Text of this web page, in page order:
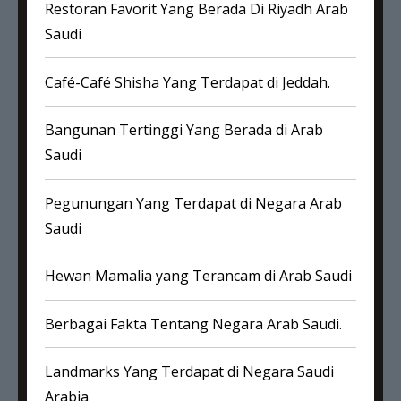
Restoran Favorit Yang Berada Di Riyadh Arab
Saudi
Café-Café Shisha Yang Terdapat di Jeddah.
Bangunan Tertinggi Yang Berada di Arab
Saudi
Pegunungan Yang Terdapat di Negara Arab
Saudi
Hewan Mamalia yang Terancam di Arab Saudi
Berbagai Fakta Tentang Negara Arab Saudi.
Landmarks Yang Terdapat di Negara Saudi
Arabia